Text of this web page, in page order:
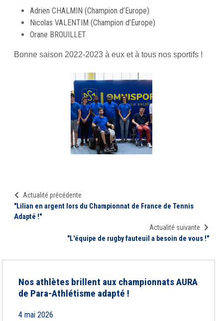
Adrien CHALMIN (Champion d’Europe)
Nicolas VALENTIM (Champion d’Europe)
Orane BROUILLET
Bonne saison 2022-2023 à eux et à tous nos sportifs !
Actualité précédente
"Lilian en argent lors du Championnat de France de Tennis
Adapté !"
Actualité suivante
"L'équipe de rugby fauteuil a besoin de vous !"
Nos athlètes brillent aux championnats AURA
de Para-Athlétisme adapté !
4 mai 2026